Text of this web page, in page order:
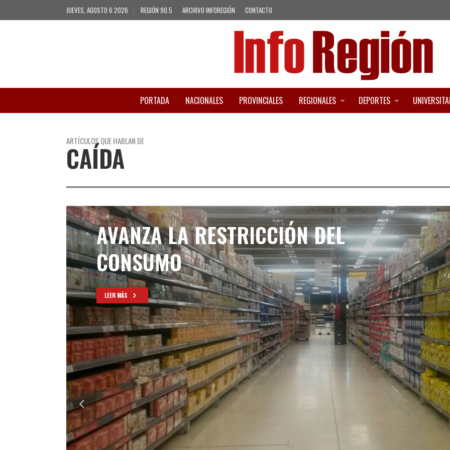
JUEVES, AGOSTO 6 2026 REGIÓN 90.5 ARCHIVO INFOREGIÓN CONTACTO
PORTADA NACIONALES PROVINCIALES REGIONALES DEPORTES
ARTÍCULOS QUE HABLAN DE
CAÍDA
AVANZA LA RESTRICCIÓN DEL
CONSUMO
LEER MÁS